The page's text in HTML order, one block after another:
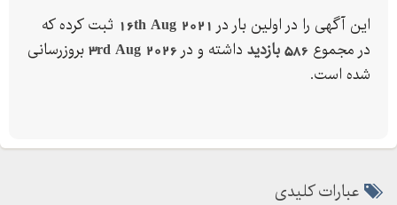
این آگهی را در اولین بار در 16th Aug 2021 ثبت کرده که
در مجموع 586 بازدید داشته و در 3rd Aug 2026 بروزرسانی
شده است.
عبارات کلیدی